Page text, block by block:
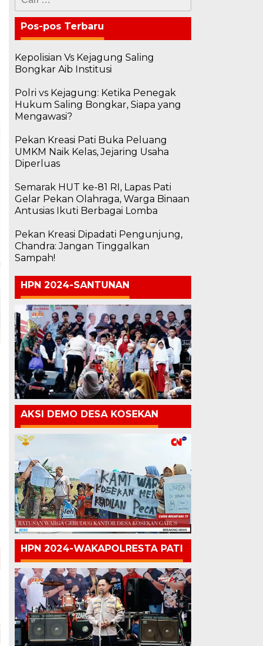
untuk:
Pos-pos Terbaru
Kepolisian Vs Kejagung Saling
Bongkar Aib Institusi
Polri vs Kejagung: Ketika Penegak
Hukum Saling Bongkar, Siapa yang
Mengawasi?
Pekan Kreasi Pati Buka Peluang
UMKM Naik Kelas, Jejaring Usaha
Diperluas
Semarak HUT ke-81 RI, Lapas Pati
Gelar Pekan Olahraga, Warga Binaan
Antusias Ikuti Berbagai Lomba
Pekan Kreasi Dipadati Pengunjung,
Chandra: Jangan Tinggalkan
Sampah!
HPN 2024-SANTUNAN
AKSI DEMO DESA KOSEKAN
HPN 2024-WAKAPOLRESTA PATI